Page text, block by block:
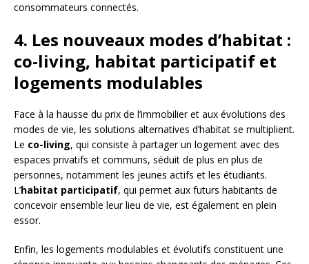
consommateurs connectés.
4. Les nouveaux modes d’habitat :
co-living, habitat participatif et
logements modulables
Face à la hausse du prix de l’immobilier et aux évolutions des
modes de vie, les solutions alternatives d’habitat se multiplient.
Le co-living, qui consiste à partager un logement avec des
espaces privatifs et communs, séduit de plus en plus de
personnes, notamment les jeunes actifs et les étudiants.
L’habitat participatif, qui permet aux futurs habitants de
concevoir ensemble leur lieu de vie, est également en plein
essor.
Enfin, les logements modulables et évolutifs constituent une